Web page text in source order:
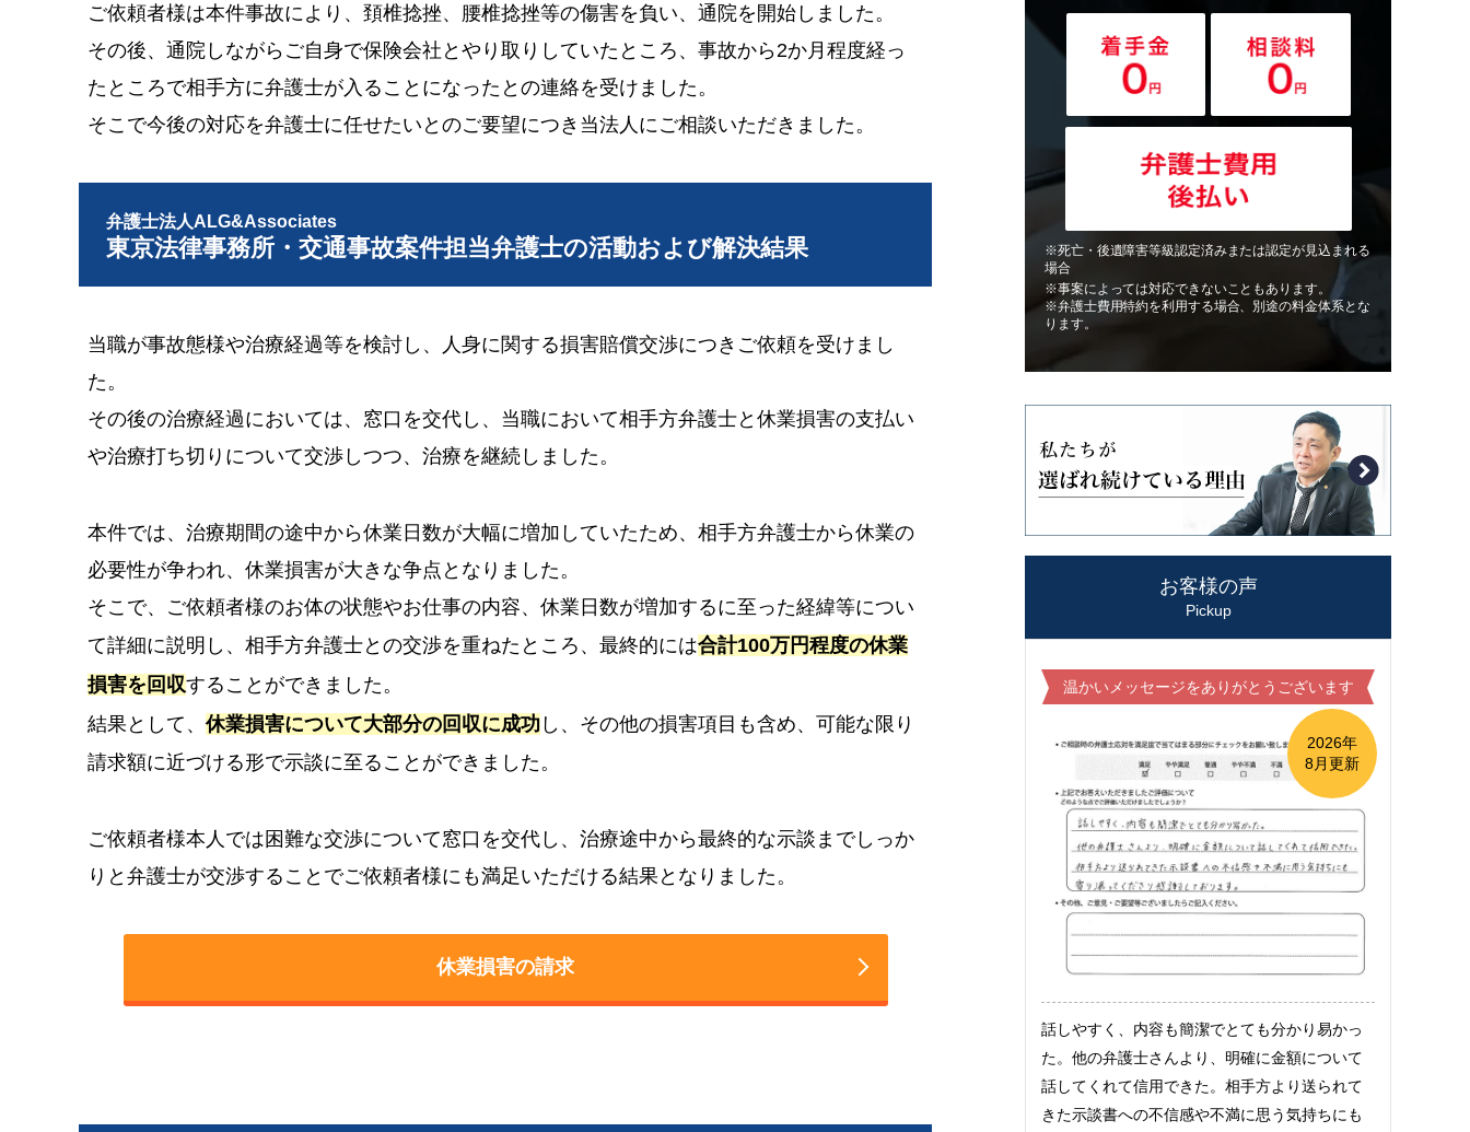
ご依頼者様は本件事故により、頚椎捻挫、腰椎捻挫等の傷害を負い、通院を開始しました。
その後、通院しながらご自身で保険会社とやり取りしていたところ、事故から2か月程度経っ
たところで相手方に弁護士が入ることになったとの連絡を受けました。
そこで今後の対応を弁護士に任せたいとのご要望につき当法人にご相談いただきました。
弁護士法人ALG&Associates
東京法律事務所・交通事故案件担当弁護士の活動および解決結果
当職が事故態様や治療経過等を検討し、人身に関する損害賠償交渉につきご依頼を受けまし
た。
その後の治療経過においては、窓口を交代し、当職において相手方弁護士と休業損害の支払い
や治療打ち切りについて交渉しつつ、治療を継続しました。
本件では、治療期間の途中から休業日数が大幅に増加していたため、相手方弁護士から休業の
必要性が争われ、休業損害が大きな争点となりました。
そこで、ご依頼者様のお体の状態やお仕事の内容、休業日数が増加するに至った経緯等につい
て詳細に説明し、相手方弁護士との交渉を重ねたところ、最終的には合計100万円程度の休業
損害を回収することができました。
結果として、 休業損害について大部分の回収に成功し、その他の損害項目も含め、可能な限り
請求額に近づける形で示談に至ることができました。
ご依頼者様本人では困難な交渉について窓口を交代し、治療途中から最終的な示談までしっか
りと弁護士が交渉することでご依頼者様にも満足いただける結果となりました。
休業損害の請求
※死亡・後遺障害等級認定済みまたは認定が見込まれる
場合
※事案によっては対応できないこともあります。
※弁護士費用特約を利用する場合、別途の料金体系とな
ります。
お客様の声
Pickup
温かいメッセージをありがとうございます
2026年
8月更新
話しやすく、内容も簡潔でとても分かり易かっ
た。他の弁護士さんより、明確に金額について
話してくれて信用できた。相手方より送られて
きた示談書への不信感や不満に思う気持ちにも